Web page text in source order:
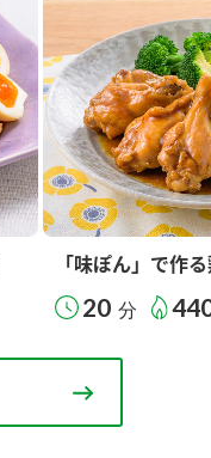
「味ぽん」で作
20 分